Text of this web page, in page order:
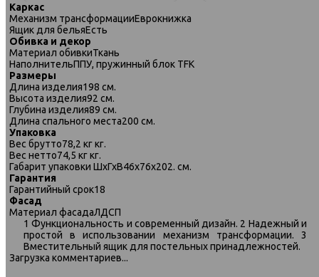
553 диван-кровать 3ек 1614 синий
Каркас
Механизм трансформацииЕврокнижка
Ящик для бельяЕсть
Обивка и декор
Материал обивкиТкань
НаполнительППУ, пружинный блок TFK
Размеры
Длина изделия198 см.
Высота изделия92 см.
Глубина изделия89 см.
Длина спального места200 см.
Упаковка
Вес брутто78,2 кг кг.
Вес нетто74,5 кг кг.
Габарит упаковки ШхГхВ46х76х202. см.
Гарантия
Гарантийный срок18
Фасад
Материал фасадаЛДСП
1 Функциональность и современный дизайн. 2 Надежный и
простой в использовании механизм трансформации. 3
Вместительный ящик для постельных принадлежностей.
Загрузка комментариев...